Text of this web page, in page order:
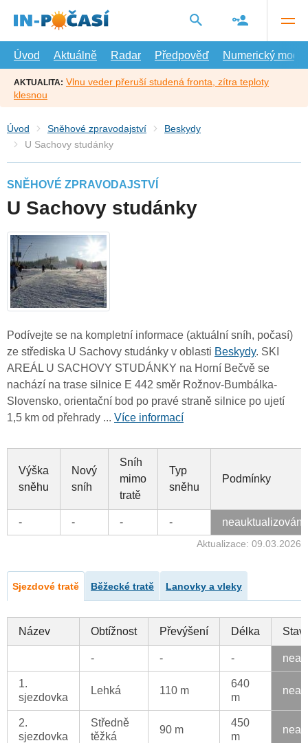
hlavní
Úvod
Aktuálně Radar Předpověď Numerický model
AKTUALITA: Vlnu veder přeruší studená fronta, zítra teploty
klesnou
Úvod Sněhové zpravodajství
Beskydy
U Sachovy studánky
SNĚHOVÉ ZPRAVODAJSTVÍ
U Sachovy studánky
Podívejte se na kompletní informace (aktuální sníh, počasí)
ze střediska U Sachovy studánky v oblasti Beskydy. SKI
AREÁL U SACHOVY STUDÁNKY na Horní Bečvě se
nachází na trase silnice E 442 směr Rožnov-Bumbálka-
Slovensko, orientační bod po pravé straně silnice po ujetí
1,5 km od přehrady ... Více informací
Výška
sněhu
Nový
sníh
Sníh
mimo
tratě
Typ
sněhu
Podmínky
- - - - neauktualizováno
Aktualizace: 09.03.2026
Sjezdové tratě Běžecké tratě Lanovky a vleky
Název Obtížnost Převýšení Délka Stav
- - -
1.
sjezdovka
Lehká 110 m
640
m
2.
sjezdovka
Středně
těžká
90 m
450
m